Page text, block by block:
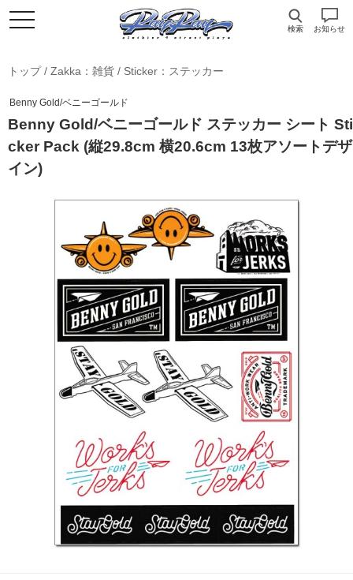
検索 お知らせ
トップ/ Zakka：雑貨 / Sticker：ステッカー
Benny Gold/ベニーゴールド
Benny Gold/ベニーゴールド ステッカー シート Sti
cker Pack (縦29.8cm 横20.6cm 13枚アソートデザ
イン)